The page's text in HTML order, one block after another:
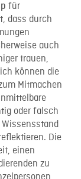
für
dass durch
auch
trauen,
können die
Mitmachen
oder falsch
Die
einen
zu